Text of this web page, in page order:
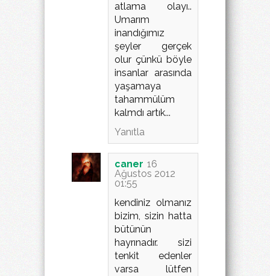
atlama olayı..
Umarım
inandığımız
şeyler gerçek
olur çünkü böyle
insanlar arasında
yaşamaya
tahammülüm
kalmdı artık...
Yanıtla
caner 16
Ağustos 2012
01:55
kendiniz olmanız
bizim, sizin hatta
bütünün
hayrınadır. sizi
tenkit edenler
varsa lütfen